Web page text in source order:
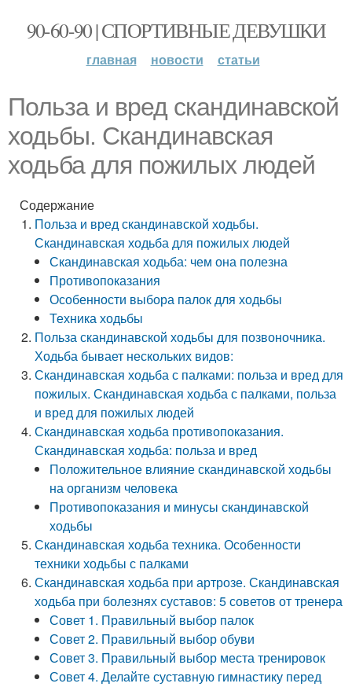
90-60-90 | СПОРТИВНЫЕ ДЕВУШКИ
главная новости статьи
Польза и вред скандинавской
ходьбы. Скандинавская
ходьба для пожилых людей
Содержание
Польза и вред скандинавской ходьбы.
Скандинавская ходьба для пожилых людей
Скандинавская ходьба: чем она полезна
Противопоказания
Особенности выбора палок для ходьбы
Техника ходьбы
Польза скандинавской ходьбы для позвоночника.
Ходьба бывает нескольких видов:
Скандинавская ходьба с палками: польза и вред для
пожилых. Скандинавская ходьба с палками, польза
и вред для пожилых людей
Скандинавская ходьба противопоказания.
Скандинавская ходьба: польза и вред
Положительное влияние скандинавской ходьбы
на организм человека
Противопоказания и минусы скандинавской
ходьбы
Скандинавская ходьба техника. Особенности
техники ходьбы с палками
Скандинавская ходьба при артрозе. Скандинавская
ходьба при болезнях суставов: 5 советов от тренера
Совет 1. Правильный выбор палок
Совет 2. Правильный выбор обуви
Совет 3. Правильный выбор места тренировок
Совет 4. Делайте суставную гимнастику перед